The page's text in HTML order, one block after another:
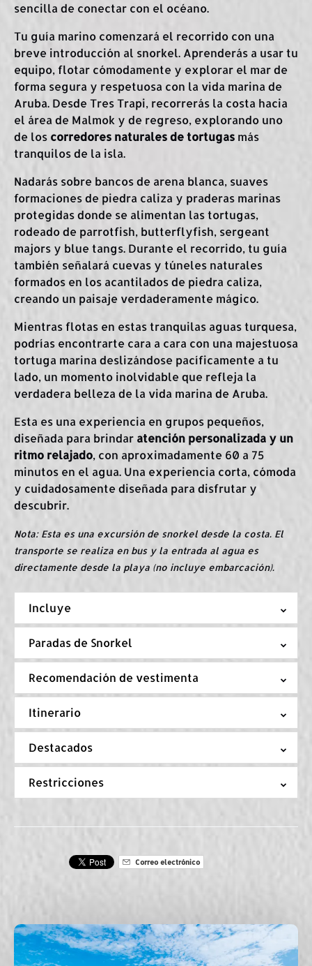
sencilla de conectar con el océano.
Tu guía marino comenzará el recorrido con una
breve introducción al snorkel. Aprenderás a usar tu
equipo, flotar cómodamente y explorar el mar de
forma segura y respetuosa con la vida marina de
Aruba. Desde Tres Trapi, recorrerás la costa hacia
el área de Malmok y de regreso, explorando uno
de los corredores naturales de tortugas más
tranquilos de la isla.
Nadarás sobre bancos de arena blanca, suaves
formaciones de piedra caliza y praderas marinas
protegidas donde se alimentan las tortugas,
rodeado de parrotfish, butterflyfish, sergeant
majors y blue tangs. Durante el recorrido, tu guía
también señalará cuevas y túneles naturales
formados en los acantilados de piedra caliza,
creando un paisaje verdaderamente mágico.
Mientras flotas en estas tranquilas aguas turquesa,
podrías encontrarte cara a cara con una majestuosa
tortuga marina deslizándose pacíficamente a tu
lado, un momento inolvidable que refleja la
verdadera belleza de la vida marina de Aruba.
Esta es una experiencia en grupos pequeños,
diseñada para brindar atención personalizada y un
ritmo relajado, con aproximadamente 60 a 75
minutos en el agua. Una experiencia corta, cómoda
y cuidadosamente diseñada para disfrutar y
descubrir.
Nota: Esta es una excursión de snorkel desde la costa. El
transporte se realiza en bus y la entrada al agua es
directamente desde la playa (no incluye embarcación).
Incluye
Paradas de Snorkel
Recomendación de vestimenta
Itinerario
Destacados
Restricciones
Correo electrónico